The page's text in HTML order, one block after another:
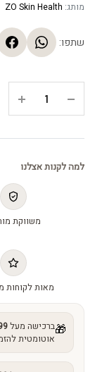
מותג: ZO Skin Health
שתפו:
Crème
קרם
(113
quantity
למה לקנות אצלנו
משווקת
מאות לקוחות
🎁ברכישה מעל
אוטומטית